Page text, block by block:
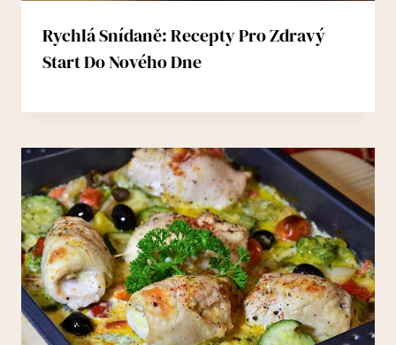
Rychlá Snídaně: Recepty Pro Zdravý
Start Do Nového Dne